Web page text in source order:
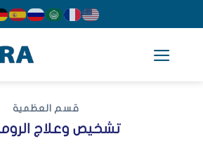
قسم العظمية
تشخيص وعلاج